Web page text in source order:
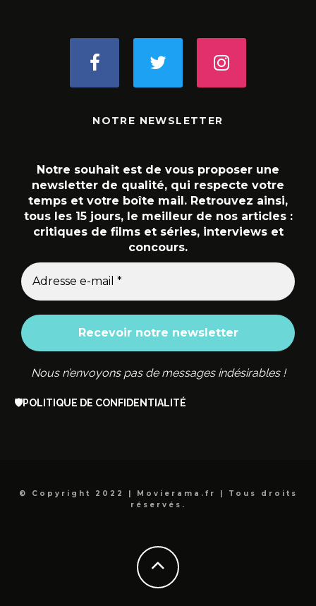
NOTRE NEWSLETTER
Notre souhait est de vous proposer une
newsletter de qualité, qui respecte votre
temps et votre boîte mail. Retrouvez ainsi,
tous les 15 jours, le meilleur de nos articles :
critiques de films et séries, interviews et
concours.
Nous n’envoyons pas de messages indésirables !
🛡️POLITIQUE DE CONFIDENTIALITÉ
© Copyright 2022 | Movierama.fr | Tous droits
réservés.